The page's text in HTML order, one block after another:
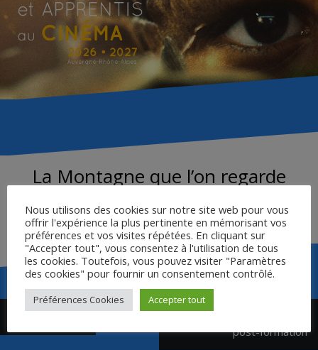
La Montagne que l’on regarde
La Montagne que l’on regarde – Critikat
Navigation
de
post-formation
Nous utilisons des cookies sur notre site web pour vous
offrir l'expérience la plus pertinente en mémorisant vos
préférences et vos visites répétées. En cliquant sur
"Accepter tout", vous consentez à l'utilisation de tous
les cookies. Toutefois, vous pouvez visiter "Paramètres
des cookies" pour fournir un consentement contrôlé.
Préférences Cookies Accepter tout